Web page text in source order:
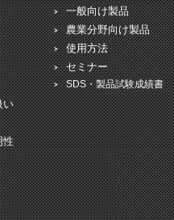
い
性
一般向け製品
農業分野向け製品
使用方法
セミナー
SDS・製品試験成績書